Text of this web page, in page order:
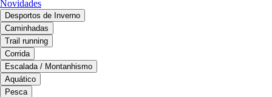
Novidades
Desportos de Inverno
Caminhadas
Trail running
Corrida
Escalada / Montanhismo
Aquático
Pesca